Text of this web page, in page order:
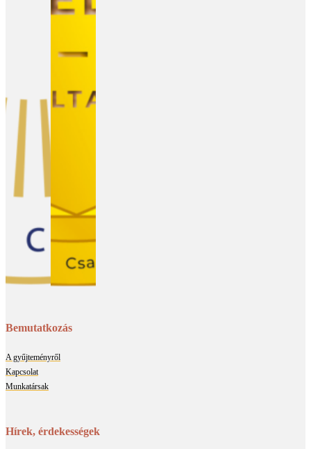
Bemutatkozás
A gyűjteményről
Kapcsolat
Munkatársak
Hírek, érdekességek